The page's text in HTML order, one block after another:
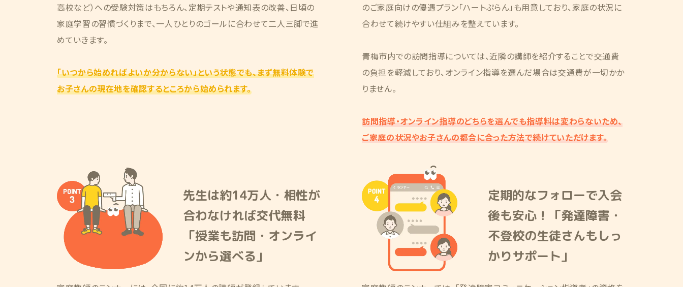
高校など）への受験対策はもちろん、定期テストや通知表の改善、日頃の
家庭学習の習慣づくりまで、一人ひとりのゴールに合わせて二人三脚で進
めていきます。
「いつから始めればよいか分からない」という状態でも、まず無料体験で
お子さんの現在地を確認するところから始められます。
のご家庭向けの優遇プラン「ハートぷらん」も用意しており、家庭の状況に
合わせて続けやすい仕組みを整えています。
青梅市内での訪問指導については、近隣の講師を紹介することで交通費
の負担を軽減しており、オンライン指導を選んだ場合は交通費が一切かか
りません。
訪問指導・オンライン指導のどちらを選んでも指導料は変わらないため、
ご家庭の状況やお子さんの都合に合った方法で続けていただけます。
先生は約14万人・相性が
合わなければ交代無料
「授業も訪問・オンライ
ンから選べる」
定期的なフォローで入会
後も安心！「発達障害・
不登校の生徒さんもしっ
かりサポート」